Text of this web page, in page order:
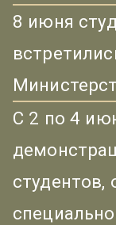
8 июня
С 2 по 4